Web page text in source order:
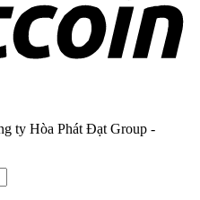
ty Hòa Phát Đạt Group -